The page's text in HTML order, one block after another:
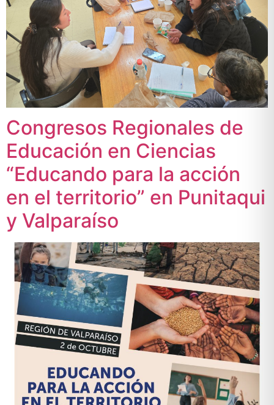
Congresos Regionales de
Educación en Ciencias
“Educando para la acción
en el territorio” en Punitaqui
y Valparaíso